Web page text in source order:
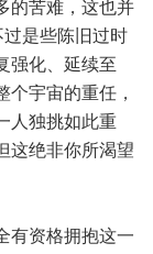
的苦难，这也并
过是些陈旧过时
强化、延续至
宇宙的重任，
人独挑如此重
这绝非你所渴望
有资格拥抱这一